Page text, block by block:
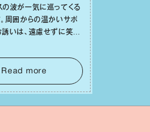
の波が⼀気に巡ってくる
周囲からの温かいサポ
誘いは、遠慮せずに笑顔
イメージを持って⼀歩を
⼀⼈の良いところが混
ピーな未来が形作られて
Read more